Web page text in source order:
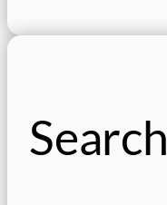
Search